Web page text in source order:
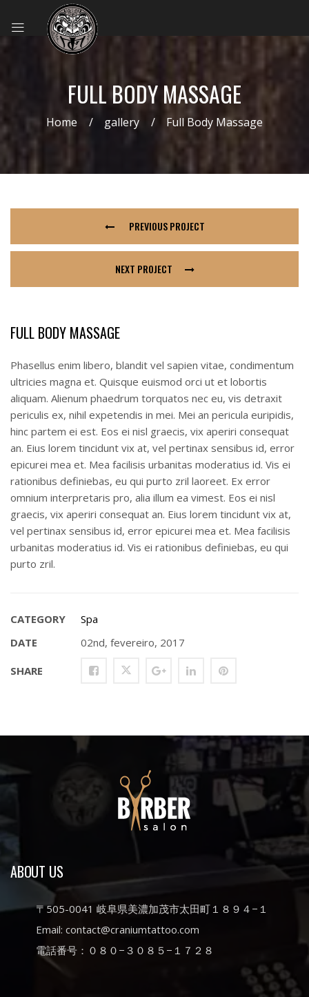
FULL BODY MASSAGE
Home gallery Full Body Massage
PREVIOUS PROJECT
NEXT PROJECT
FULL BODY MASSAGE
Phasellus enim libero, blandit vel sapien vitae, condimentum
ultricies magna et. Quisque euismod orci ut et lobortis
aliquam. Alienum phaedrum torquatos nec eu, vis detraxit
periculis ex, nihil expetendis in mei. Mei an pericula euripidis,
hinc partem ei est. Eos ei nisl graecis, vix aperiri consequat
an. Eius lorem tincidunt vix at, vel pertinax sensibus id, error
epicurei mea et. Mea facilisis urbanitas moderatius id. Vis ei
rationibus definiebas, eu qui purto zril laoreet. Ex error
omnium interpretaris pro, alia illum ea vimest. Eos ei nisl
graecis, vix aperiri consequat an. Eius lorem tincidunt vix at,
vel pertinax sensibus id, error epicurei mea et. Mea facilisis
urbanitas moderatius id. Vis ei rationibus definiebas, eu qui
purto zril.
CATEGORY
Spa
DATE
02nd, fevereiro, 2017
SHARE
ABOUT US
〒505-0041 岐阜県美濃加茂市太田町１８９４−１
Email: contact@craniumtattoo.com
電話番号：０８０−３０８５−１７２８